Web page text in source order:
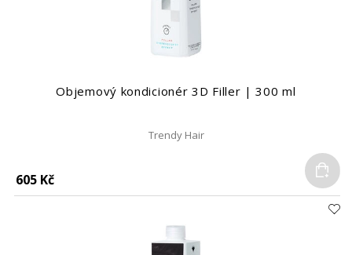
Objemový kondicionér 3D Filler | 300 ml
Trendy Hair
605 Kč